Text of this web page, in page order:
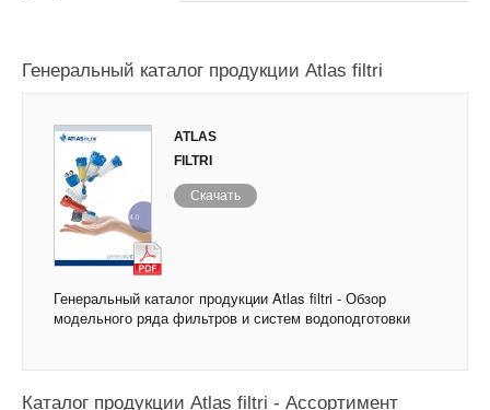
Генеральный каталог продукции Atlas filtri
ATLAS
FILTRI
Скачать
Генеральный каталог продукции Atlas filtri - Обзор
модельного ряда фильтров и систем водоподготовки
Каталог продукции Atlas filtri - Ассортимент